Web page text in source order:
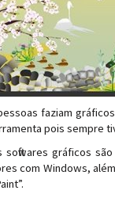
faziam
pois sempre
gráficos
com Windows,